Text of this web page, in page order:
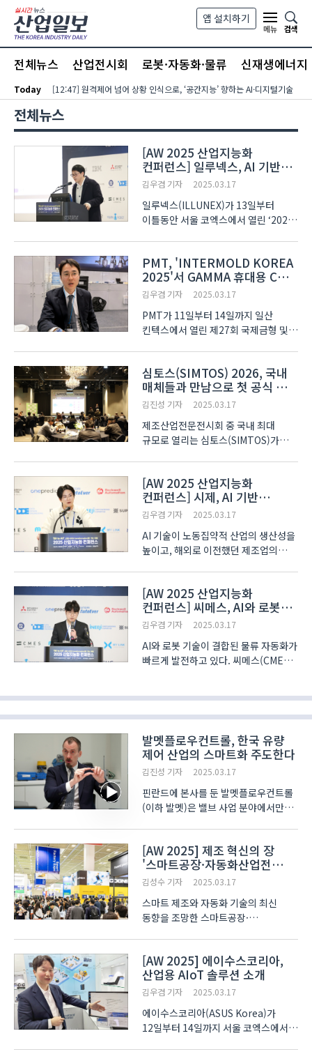
본문 바로가기
앱 설치하기
메뉴
검색
전체뉴스 산업전시회 로봇·자동화·물류 신재생에너지
Today [12:47] 원격제어 넘어 상황 인식으로, ‘공간지능’ 향하는 AI·디지털기술
전체뉴스
[AW 2025 산업지능화
컨퍼런스] 일루넥스, AI 기반
벨류체인 분석 솔루션 ‘EM
김우겸 기자 2025.03.17
일루넥스(ILLUNEX)가 13일부터
이틀동안 서울 코엑스에서 열린 ‘2025
솔루션 EM Solution’을 소개했다. ‘DX
to AX - 산업 AX(AI
transformation)로 가는 ..
PMT, 'INTERMOLD KOREA
2025'서 GAMMA 휴대용 CMM
한국 첫 공개
김우겸 기자 2025.03.17
PMT가 11일부터 14일까지 일산
킨텍스에서 열린 제27회 국제금형 및
선보였다. 휴대용 측정기, 광학 측정기,
인코더 등 다양한 솔루션이 소개됐으며,
그중에서도 GAMMA 휴대용 ..
심토스(SIMTOS) 2026, 국내
매체들과 만남으로 첫 공식 일정
시작
김진성 기자 2025.03.17
제조산업전문전시회 중 국내 최대
규모로 열리는 심토스(SIMTOS)가
청사진을 제시하는 것으로 공식적인
일정을 시작했다. 심토스를 주최하는
한국공작기계산업협회(이하 공..
[AW 2025 산업지능화
컨퍼런스] 시제, AI 기반
스마트팩토리로 노동집약적
김우겸 기자 2025.03.17
AI 기술이 노동집약적 산업의 생산성을
높이고, 해외로 이전했던 제조업의
대표이사는 3월 13일부터 14일까지
서울 코엑스에서 열린 2025
산업지능화 컨퍼런스에서 '노동..
[AW 2025 산업지능화
컨퍼런스] 씨메스, AI와 로봇
융합으로 물류 혁신 가속
김우겸 기자 2025.03.17
AI와 로봇 기술이 결합된 물류 자동화가
빠르게 발전하고 있다. 씨메스(CMES)
컨퍼런스’에서 '물류 산업의 Physical
AI Transformation'을 주제로
발표했다. 스마트공장 및 자..
발멧플로우컨트롤, 한국 유량
제어 산업의 스마트화 주도한다
김진성 기자 2025.03.17
핀란드에 본사를 둔 발멧플로우컨트롤
(이하 발멧)은 밸브 사업 분야에서만
발멧의 Henri Huovinen
아시아태평양 지사장은 한국 시장에서
‘Neles'라는 핵심 브랜드를 앞..
[AW 2025] 제조 혁신의 장
'스마트공장·자동화산업전
2025' 성료
김성수 기자 2025.03.17
스마트 제조와 자동화 기술의 최신
동향을 조망한 스마트공장·
열렸다. 이번 행사에는 22개국 500개
기업이 2200개 부스를 마련했으며,
7만여 명이 방문하며 성황리에 마무..
[AW 2025] 에이수스코리아,
산업용 AIoT 솔루션 소개
김우겸 기자 2025.03.17
에이수스코리아(ASUS Korea)가
12일부터 14일까지 서울 코엑스에서